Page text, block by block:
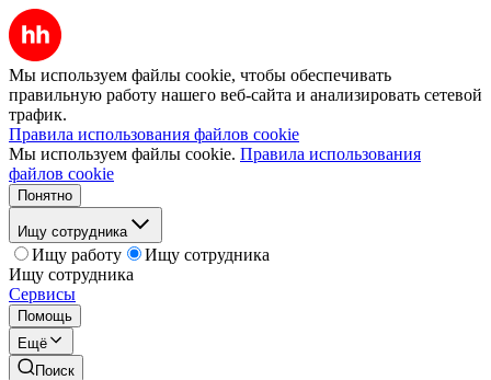
Мы используем файлы cookie, чтобы обеспечивать
правильную работу нашего веб-сайта и анализировать сетевой
трафик.
Правила использования файлов cookie
Мы используем файлы cookie. Правила использования
файлов cookie
Понятно
Ищу сотрудника
Ищу работу
Ищу сотрудника
Ищу сотрудника
Сервисы
Помощь
Ещё
Поиск